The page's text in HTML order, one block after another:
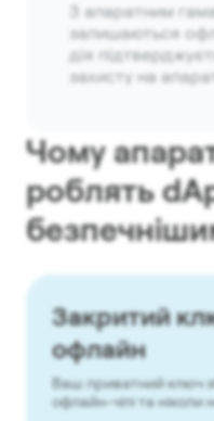
З апаратним
залишаються
дія
захисту на
Чому
роблять
Закритий
офлайн
Ваш приватний ключ
офлайн-чіпі та ніколи